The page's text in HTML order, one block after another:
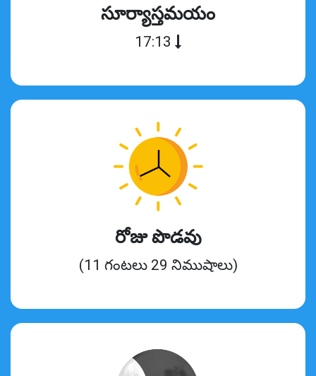
సూర్యాస్తమయం
17:13
రోజు పొడవు
(11 గంటలు 29 నిముషాలు)